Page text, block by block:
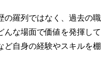
の羅列ではなく、過去の職
んな場面で価値を発揮して
ど自身の経験やスキルを棚